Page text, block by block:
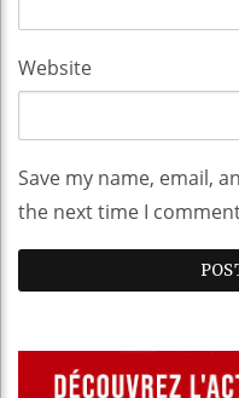
Website
Save my name, email,
the next time I